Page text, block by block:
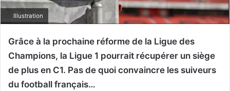
Illustration
Grâce à la prochaine réforme de la Ligue des
Champions, la Ligue 1 pourrait récupérer un siège
de plus en C1. Pas de quoi convaincre les suiveurs
du football français…